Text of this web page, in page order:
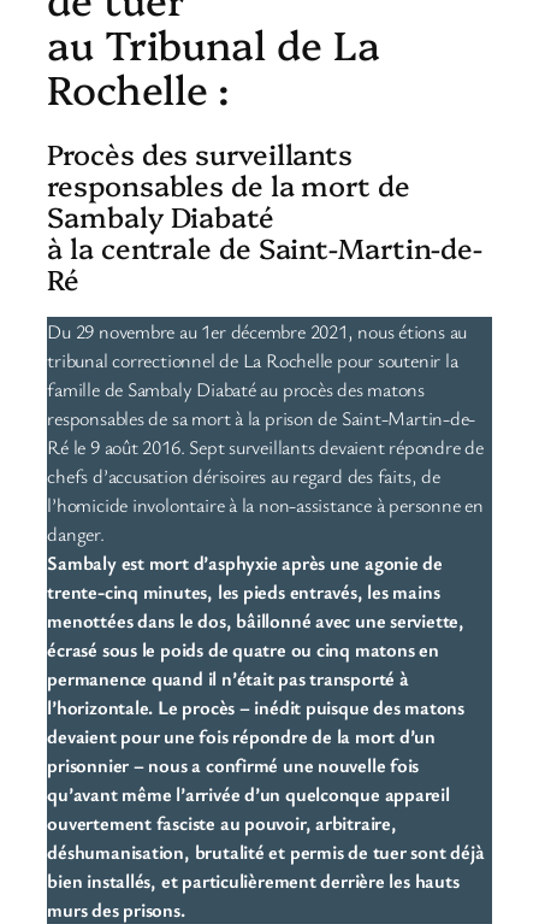
au Tribunal de La
Rochelle :
Procès des surveillants
responsables de la mort de
Sambaly Diabaté
à la centrale de Saint-Martin-de-
Ré
Du 29 novembre au 1er décembre 2021, nous étions au
tribunal correctionnel de La Rochelle pour soutenir la
famille de Sambaly Diabaté au procès des matons
responsables de sa mort à la prison de Saint-Martin-de-
Ré le 9 août 2016. Sept surveillants devaient répondre de
chefs d’accusation dérisoires au regard des faits, de
l’homicide involontaire à la non-assistance à personne en
danger.
Sambaly est mort d’asphyxie après une agonie de
trente-cinq minutes, les pieds entravés, les mains
menottées dans le dos, bâillonné avec une serviette,
écrasé sous le poids de quatre ou cinq matons en
permanence quand il n’était pas transporté à
l’horizontale. Le procès – inédit puisque des matons
devaient pour une fois répondre de la mort d’un
prisonnier – nous a confirmé une nouvelle fois
qu’avant même l’arrivée d’un quelconque appareil
ouvertement fasciste au pouvoir, arbitraire,
déshumanisation, brutalité et permis de tuer sont déjà
bien installés, et particulièrement derrière les hauts
murs des prisons.